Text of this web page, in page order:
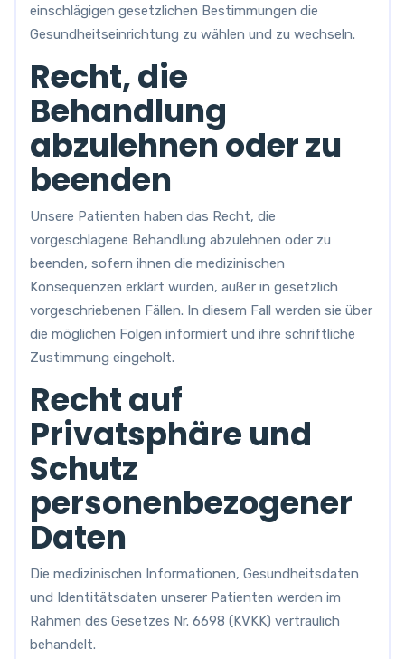
einschlägigen gesetzlichen Bestimmungen die
Gesundheitseinrichtung zu wählen und zu wechseln.
Recht, die
Behandlung
abzulehnen oder zu
beenden
Unsere Patienten haben das Recht, die
vorgeschlagene Behandlung abzulehnen oder zu
beenden, sofern ihnen die medizinischen
Konsequenzen erklärt wurden, außer in gesetzlich
vorgeschriebenen Fällen. In diesem Fall werden sie über
die möglichen Folgen informiert und ihre schriftliche
Zustimmung eingeholt.
Recht auf
Privatsphäre und
Schutz
personenbezogener
Daten
Die medizinischen Informationen, Gesundheitsdaten
und Identitätsdaten unserer Patienten werden im
Rahmen des Gesetzes Nr. 6698 (KVKK) vertraulich
behandelt.